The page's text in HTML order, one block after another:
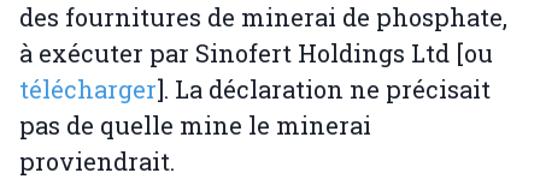
des fournitures de minerai de phosphate,
à exécuter par Sinofert Holdings Ltd [ou
télécharger]. La déclaration ne précisait
pas de quelle mine le minerai
proviendrait.